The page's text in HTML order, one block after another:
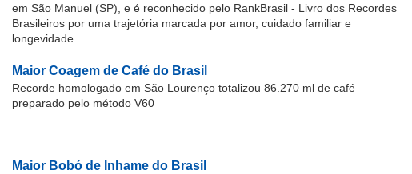
em São Manuel (SP), e é reconhecido pelo RankBrasil - Livro dos Recordes
Brasileiros por uma trajetória marcada por amor, cuidado familiar e
longevidade.
Maior Coagem de Café do Brasil
Recorde homologado em São Lourenço totalizou 86.270 ml de café
preparado pelo método V60
Maior Bobó de Inhame do Brasil